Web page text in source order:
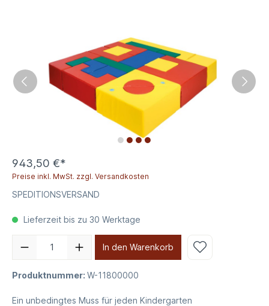
943,50 €*
Preise inkl. MwSt. zzgl. Versandkosten
SPEDITIONSVERSAND
Lieferzeit bis zu 30 Werktage
In den Warenkorb
Produktnummer: W-11800000
Ein unbedingtes Muss für jeden Kindergarten